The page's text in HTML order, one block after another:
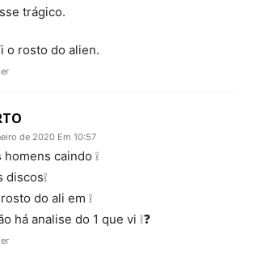
trágico.
o rosto do alien.
de 2020 Em 10:57
caindo ❕
do ali em ❕
há analise do 1 que vi ❕❓